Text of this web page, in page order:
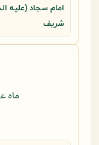
امام سجاد (علیه
شریف
ماه